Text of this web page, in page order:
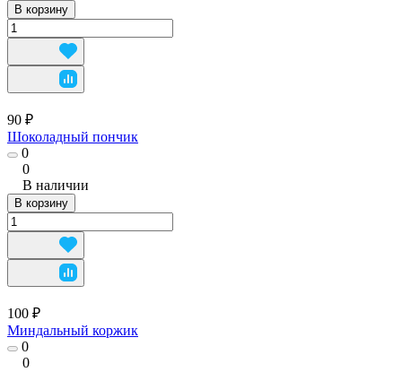
В корзину
90 ₽
Шоколадный пончик
0
0
В наличии
В корзину
100 ₽
Миндальный коржик
0
0